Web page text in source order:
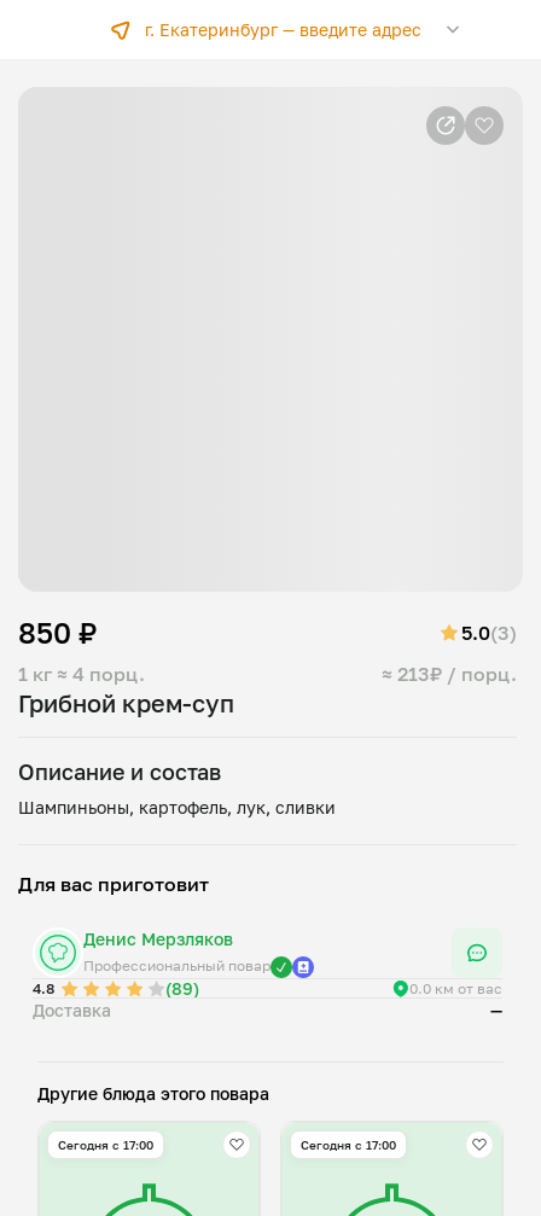
г. Екатеринбург —введите адрес
Грибной крем-суп
1 кг ≈ 4 порц. ≈ 213₽ / порц.
850 ₽ 5.0(3)
Описание и состав
Для вас приготовит
Денис Мерзляков
Профессиональный повар
4.8
(89) 0.0 км от вас
Доставка —
Другие блюда этого повара
Сегодня с 17:00 Сегодня с 17:00